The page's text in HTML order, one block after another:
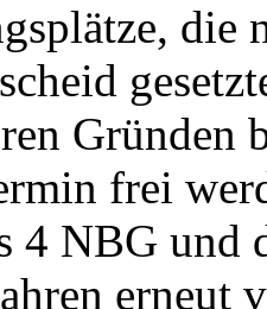
die
frei
4 NBG und
erneut